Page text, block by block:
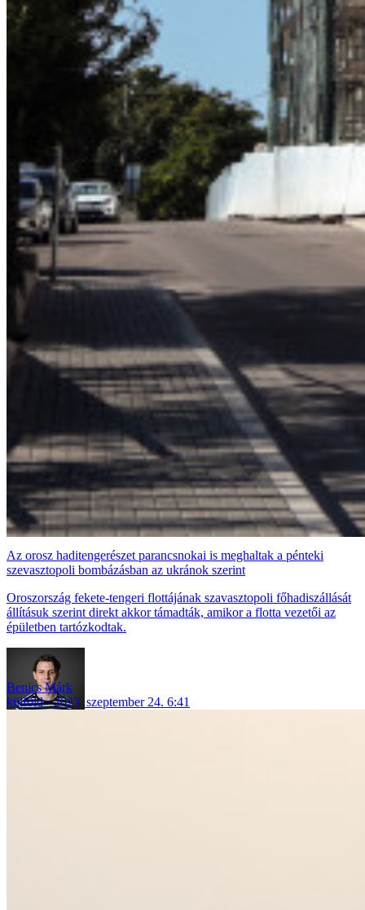
Az orosz haditengerészet parancsnokai is meghaltak a pénteki
szevasztopoli bombázásban az ukránok szerint
Oroszország fekete-tengeri flottájának szavasztopoli főhadiszállását
állításuk szerint direkt akkor támadták, amikor a flotta vezetői az
épületben tartózkodtak.
Benics Márk
külföld
2023. szeptember 24. 6:41